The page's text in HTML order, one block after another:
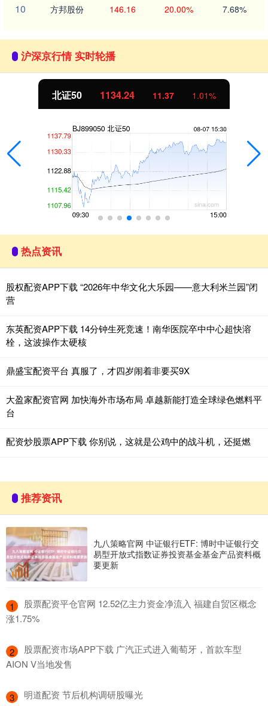
10 方邦股份 146.16 20.00% 7.68%
沪深京行情 实时轮播
北证50 1134.24 11.37 1.01%
热点资讯
股权配资APP下载 “2026年中华文化大乐园——意大利米兰园”闭
营
东英配资APP下载 14分钟生死竞速！南华医院卒中中心超快溶
栓，这波操作太硬核
鼎盛宝配资平台 真服了，才四岁闹着非要买9X
大盈家配资官网 加快海外市场布局 卓越新能打造全球绿色燃料平
台
配资炒股票APP下载 你别说，这就是公鸡中的战斗机，还挺燃
推荐资讯
九八策略官网 中证银行ETF: 博时中证银行交
易型开放式指数证券投资基金基金产品资料概
要更新
1
​股票配资平仓官网 12.52亿主力资金净流入 福建自贸区概念
涨1.75%
2
​股票配资市场APP下载 广汽正式进入葡萄牙，首款车型
AION V当地发售
3 ​明道配资 节后机构调研股曝光